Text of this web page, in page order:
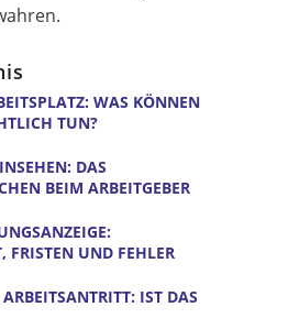
WAS KÖNNEN
TUN?
DAS
BEIM ARBEITGEBER
FRISTEN UND FEHLER
IST DAS